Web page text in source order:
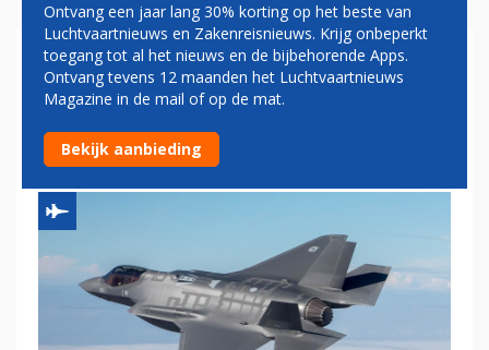
ACTIVISTEN BEZETTEN
HOOFDKANTOOR FOKKER IN
PAPENDRECHT
Ontvang een jaar lang 30% korting op het beste van
Luchtvaartnieuws en Zakenreisnieuws. Krijg onbeperkt
toegang tot al het nieuws en de bijbehorende Apps.
Ontvang tevens 12 maanden het Luchtvaartnieuws
Magazine in de mail of op de mat.
Bekijk aanbieding